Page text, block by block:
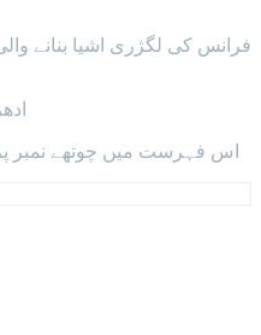
ادھر
اس فہرست میں چوتھے نمبر پر مائیکرو سافٹ کے بانی بل